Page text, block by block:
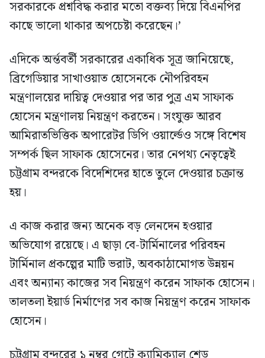
সরকারকে প্রশ্নবিদ্ধ করার মতো বক্তব্য দিয়ে বিএনপির
কাছে ভালো থাকার অপচেষ্টা করেছেন।’
এদিকে অর্ন্তবর্তী সরকারের একাধিক সূত্র জানিয়েছে,
ব্রিগেডিয়ার সাখাওয়াত হোসেনকে নৌপরিবহন
মন্ত্রণালয়ের দায়িত্ব দেওয়ার পর তার পুত্র এম সাফাক
হোসেন মন্ত্রণালয় নিয়ন্ত্রণ করতেন। সংযুক্ত আরব
আমিরাতভিত্তিক অপারেটর ডিপি ওয়ার্ল্ডেও সঙ্গে বিশেষ
সম্পর্ক ছিল সাফাক হোসেনের। তার নেপথ্য নেতৃত্বেই
চট্টগ্রাম বন্দরকে বিদেশিদের হাতে তুলে দেওয়ার চক্রান্ত
হয়।
এ কাজ করার জন্য অনেক বড় লেনদেন হওয়ার
অভিযোগ রয়েছে। এ ছাড়া বে-টার্মিনালের পরিবহন
টার্মিনাল প্রকল্পের মাটি ভরাট, অবকাঠামোগত উন্নয়ন
এবং অন্যান্য কাজের সব নিয়ন্ত্রণ করেন সাফাক হোসেন।
তালতলা ইয়ার্ড নির্মাণের সব কাজ নিয়ন্ত্রণ করেন সাফাক
হোসেন।